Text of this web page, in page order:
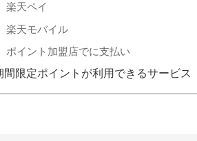
楽天ペイ
楽天モバイル
ポイント加盟店でに支払い
間限定ポイントが利用できるサービス